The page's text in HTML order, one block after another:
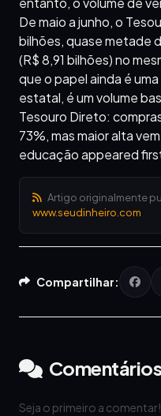
De maio a junho, o
bilhões, quase metade
(R$ 8,91 bilhões) no
que o papel ainda é
estatal, é um volume
Tesouro Direto:
73%, mas maior alta
educação appeared
Artigo originalmente
www.seudinheiro.com
Compartilhar:
Seja o primeiro a comentar!